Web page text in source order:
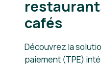
cafés
Découvrez la
paiement (TPE)